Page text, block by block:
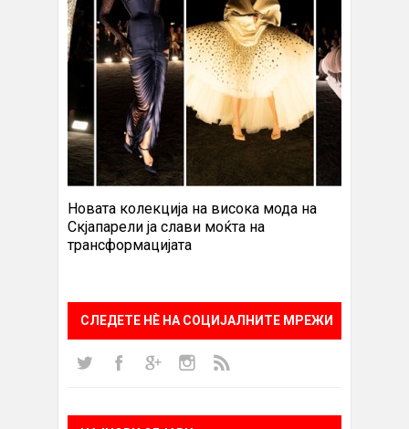
Новата колекција на висока мода на
Скјапарели ја слави моќта на
трансформацијата
СЛЕДЕТЕ НÈ НА СОЦИЈАЛНИТЕ МРЕЖИ